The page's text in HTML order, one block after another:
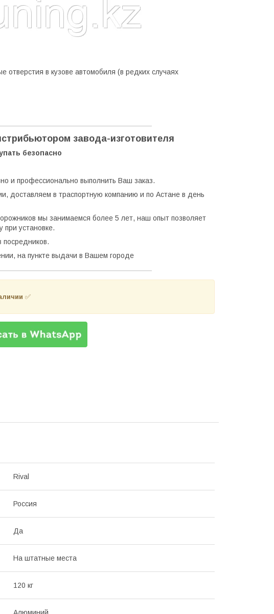
в кузове автомобиля (в редких случаях
завода-изготовителя
безопасно
и профессионально выполнить Ваш заказ.
доставляем в траспортную компанию и по Астане в день
мы занимаемся более 5 лет, наш опыт позволяет
при установке.
посредников.
на пункте выдачи в Вашем городе
✅
Rival
Россия
Да
На штатные места
120 кг